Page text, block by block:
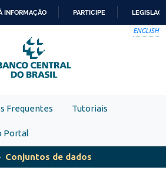
PARA
O
CONTEÚDO
INFORMAÇÃO PARTICIPE
ENGLISH
Frequentes Tutoriais
Portal
Conjuntos de dados